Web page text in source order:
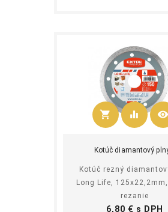
shopping_cart
Kúpiť
equalizer visibility
Kotúč diamantový
Kotúč rezný
Long Life,
rezanie
Cena
6,80 € s DPH